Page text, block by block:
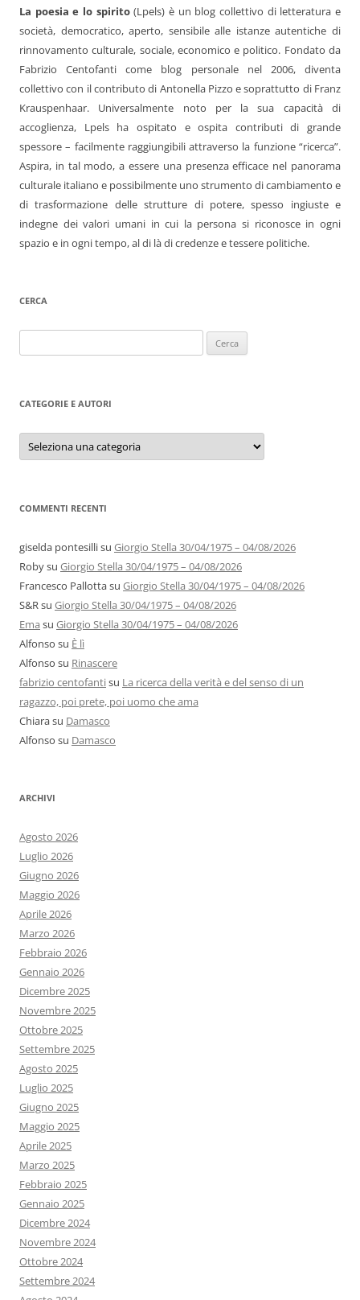
La poesia e lo spirito(Lpels) è un blog collettivo di letteratura e
società, democratico, aperto, sensibile alle istanze autentiche di
rinnovamento culturale, sociale, economico e politico. Fondato da
Fabrizio Centofanti come blog personale nel 2006, diventa
collettivo con il contributo di Antonella Pizzo e soprattutto di Franz
Krauspenhaar. Universalmente noto per la sua capacità di
accoglienza, Lpels ha ospitato e ospita contributi di grande
spessore – facilmente raggiungibili attraverso la funzione “ricerca”.
Aspira, in tal modo, a essere una presenza efficace nel panorama
culturale italiano e possibilmente uno strumento di cambiamento e
di trasformazione delle strutture di potere, spesso ingiuste e
indegne dei valori umani in cui la persona si riconosce in ogni
spazio e in ogni tempo, al di là di credenze e tessere politiche.
CERCA
per:
CATEGORIE E AUTORI
Categorie
autori
COMMENTI RECENTI
giselda pontesillisu Giorgio Stella 30/04/1975 – 04/08/2026
Robysu Giorgio Stella 30/04/1975 – 04/08/2026
Francesco Pallottasu Giorgio Stella 30/04/1975 – 04/08/2026
S&Rsu Giorgio Stella 30/04/1975 – 04/08/2026
Ema su Giorgio Stella 30/04/1975 – 04/08/2026
Alfonso su È lì
Alfonso su Rinascere
fabrizio centofantisu La ricerca della verità e del senso di un
ragazzo, poi prete, poi uomo che ama
Chiarasu Damasco
Alfonso su Damasco
ARCHIVI
Agosto 2026
Luglio 2026
Giugno 2026
Maggio 2026
Aprile 2026
Marzo 2026
Febbraio 2026
Gennaio 2026
Dicembre 2025
Novembre 2025
Ottobre 2025
Settembre 2025
Agosto 2025
Luglio 2025
Giugno 2025
Maggio 2025
Aprile 2025
Marzo 2025
Febbraio 2025
Gennaio 2025
Dicembre 2024
Novembre 2024
Ottobre 2024
Settembre 2024